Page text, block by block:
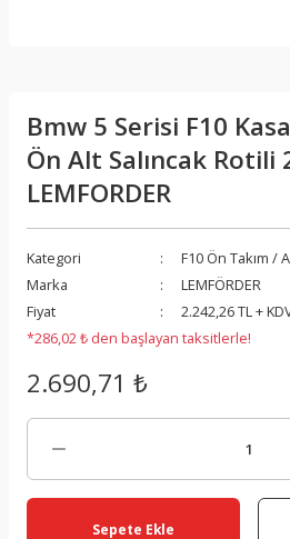
Bmw 5 Serisi F10
Ön Alt Salıncak Rotili
LEMFORDER
Kategori
F10 Ön Takım /
Marka
LEMFÖRDER
Fiyat
2.242,26 TL +
*286,02 ₺ den başlayan taksitlerle!
2.690,71 ₺
Sepete Ekle